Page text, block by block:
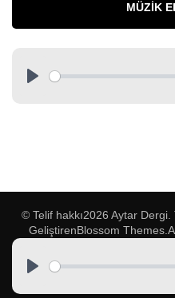
MÜZIK
© Telif hakkı2026 Aytar Dergi.
GeliştirenBlossom Themes